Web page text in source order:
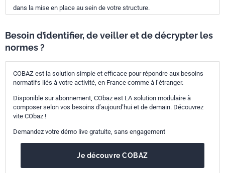
dans la mise en place au sein de votre structure.
Besoin d’identifier, de veiller et de décrypter les
normes ?
COBAZ est la solution simple et efficace pour répondre aux besoins
normatifs liés à votre activité, en France comme à l’étranger.
Disponible sur abonnement, CObaz est LA solution modulaire à
composer selon vos besoins d’aujourd’hui et de demain. Découvrez
vite CObaz !
Demandez votre démo live gratuite, sans engagement
Je découvre COBAZ